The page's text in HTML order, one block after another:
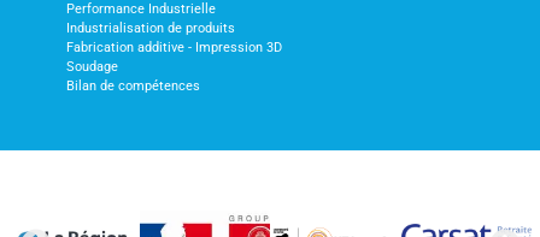
Performance Industrielle
Industrialisation de produits
Fabrication additive - Impression 3D
Soudage
Bilan de compétences